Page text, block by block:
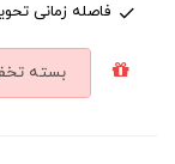
فاصله زمانی
بسته